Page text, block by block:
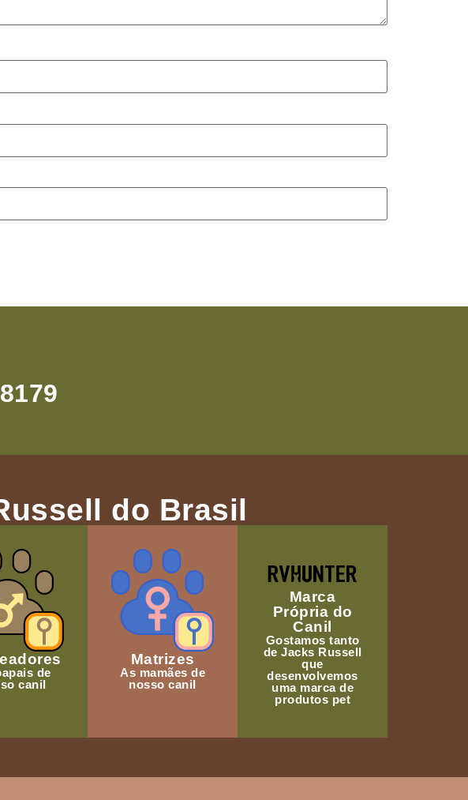
do Brasil
de
canil
Matrizes
As mamães de
nosso canil
Marca
Própria do
Canil
Gostamos tanto
de Jacks Russell
que
desenvolvemos
uma marca de
produtos pet